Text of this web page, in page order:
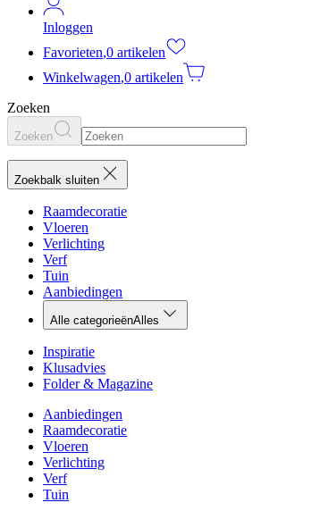
Inloggen
Favorieten,0 artikelen
Winkelwagen,0 artikelen
Zoeken
Zoeken
Zoekbalk sluiten
Raamdecoratie
Vloeren
Verlichting
Verf
Tuin
Aanbiedingen
Alle categorieënAlles
Inspiratie
Klusadvies
Folder & Magazine
Aanbiedingen
Raamdecoratie
Vloeren
Verlichting
Verf
Tuin